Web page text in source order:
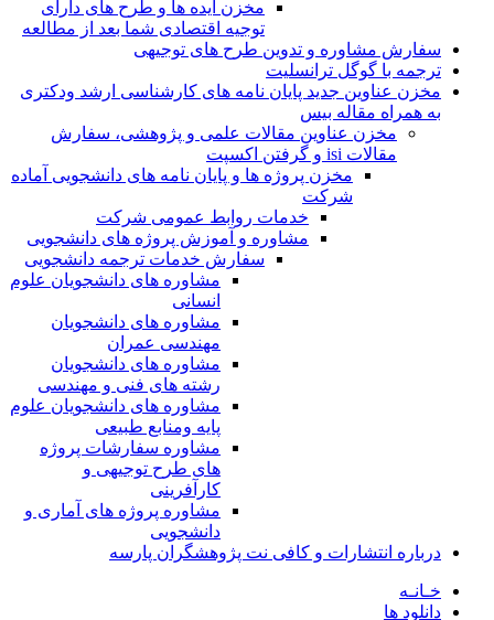
مخزن ایده ها و طرح های دارای
توجیه اقتصادی شما بعد از مطالعه
سفارش مشاوره و تدوین طرح های توجیهی
ترجمه با گوگل ترانسلیت
مخزن عناوین جدید پایان نامه های کارشناسی ارشد ودکتری
به همراه مقاله بیس
مخزن عناوین مقالات علمی و پژوهشی، سفارش
مقالات isi و گرفتن اکسپت
مخزن پروژه ها و پایان نامه های دانشجویی آماده
شرکت
خدمات روابط عمومی شرکت
مشاوره و آموزش پروژه های دانشجویی
سفارش خدمات ترجمه دانشجویی
مشاوره های دانشجویان علوم
انسانی
مشاوره های دانشجویان
مهندسی عمران
مشاوره های دانشجویان
رشته های فنی و مهندسی
مشاوره های دانشجویان علوم
پایه ومنابع طبیعی
مشاوره سفارشات پروژه
های طرح توجیهی و
کارآفرینی
مشاوره پروژه های آماری و
دانشجویی
درباره انتشارات و کافی نت پژوهشگران پارسه
خـانـه
دانلود ها